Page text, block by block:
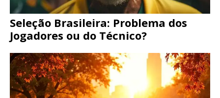
Seleção Brasileira: Problema dos
Jogadores ou do Técnico?